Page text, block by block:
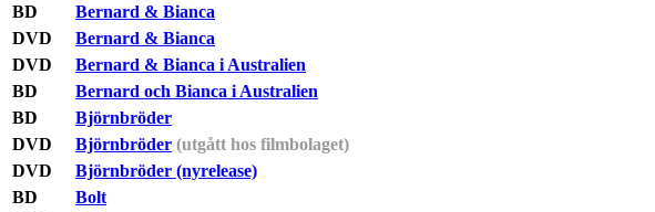
BD
Bernard & Bianca
DVD
Bernard & Bianca
DVD
Bernard & Bianca i Australien
BD
Bernard och Bianca i Australien
BD
Björnbröder
DVD
Björnbröder (utgått hos filmbolaget)
DVD
Björnbröder (nyrelease)
BD
Bolt